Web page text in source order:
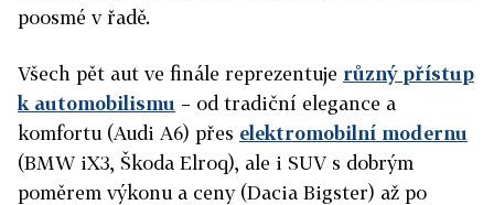
poosmé v řadě.
Všech pět aut ve finále reprezentuje různý přístup
k automobilismu – od tradiční elegance a
komfortu (Audi A6) přes elektromobilní modernu
(BMW iX3, Škoda Elroq), ale i SUV s dobrým
poměrem výkonu a ceny (Dacia Bigster) až po